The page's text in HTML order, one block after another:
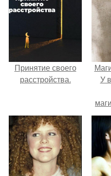
Принятие своего
расстройства.
У